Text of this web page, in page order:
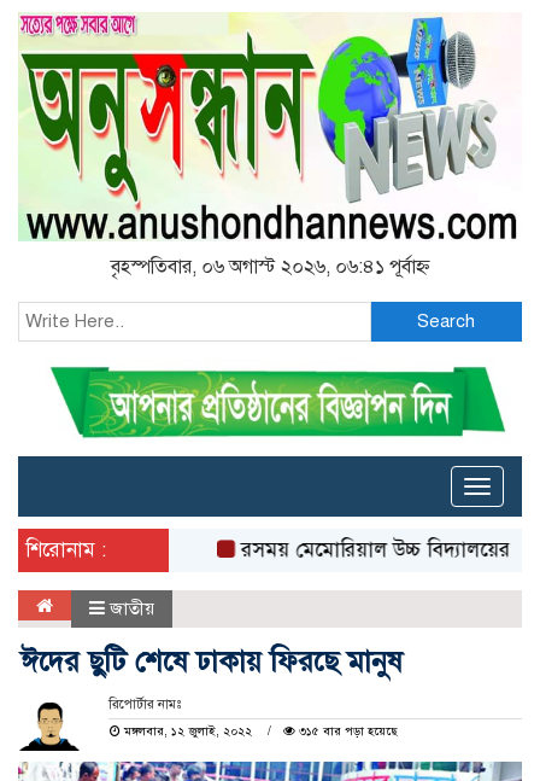
বৃহস্পতিবার, ০৬ অগাস্ট ২০২৬, ০৬:৪১ পূর্বাহ্ন
Search
Toggle
শিরোনাম :
রসময় মেমোরিয়াল উচ্চ বিদ্যালয়ের নতুন
জাতীয়
ঈদের ছুটি শেষে ঢাকায় ফিরছে মানুষ
রিপোর্টার নামঃ
মঙ্গলবার, ১২ জুলাই, ২০২২
৩১৫ বার পড়া হয়েছে